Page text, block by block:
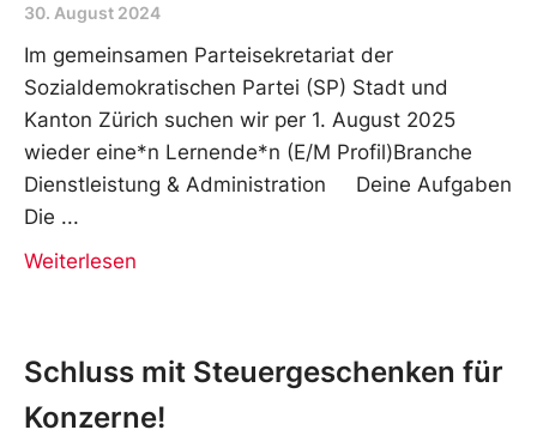
30. August 2024
Im gemeinsamen Parteisekretariat der
Sozialdemokratischen Partei (SP) Stadt und
Kanton Zürich suchen wir per 1. August 2025
wieder eine*n Lernende*n (E/M Profil)Branche
Dienstleistung & Administration Deine Aufgaben
Die
Weiterlesen
Schluss mit Steuergeschenken für
Konzerne!